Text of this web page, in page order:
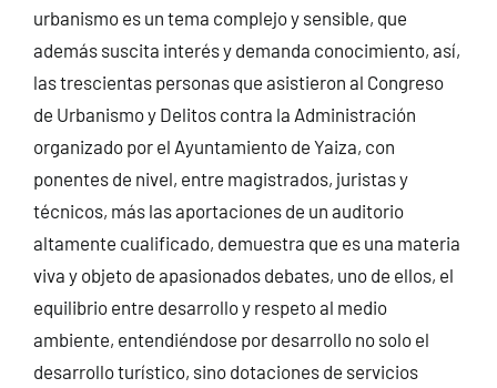
urbanismo es un tema complejo y sensible, que
además suscita interés y demanda conocimiento, así,
las trescientas personas que asistieron al Congreso
de Urbanismo y Delitos contra la Administración
organizado por el Ayuntamiento de Yaiza, con
ponentes de nivel, entre magistrados, juristas y
técnicos, más las aportaciones de un auditorio
altamente cualificado, demuestra que es una materia
viva y objeto de apasionados debates, uno de ellos, el
equilibrio entre desarrollo y respeto al medio
ambiente, entendiéndose por desarrollo no solo el
desarrollo turístico, sino dotaciones de servicios